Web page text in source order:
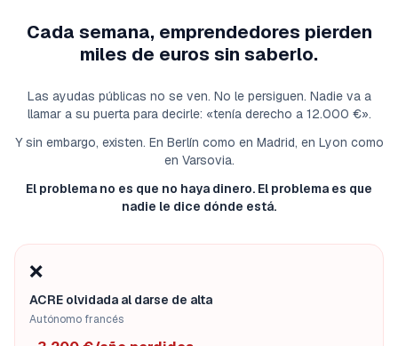
Cada semana, emprendedores pierden
miles de euros sin saberlo.
Las ayudas públicas no se ven. No le persiguen. Nadie va a
llamar a su puerta para decirle: «tenía derecho a 12.000 €».
Y sin embargo, existen. En Berlín como en Madrid, en Lyon como
en Varsovia.
El problema no es que no haya dinero. El problema es que
nadie le dice dónde está.
❌
ACRE olvidada al darse de alta
Autónomo francés